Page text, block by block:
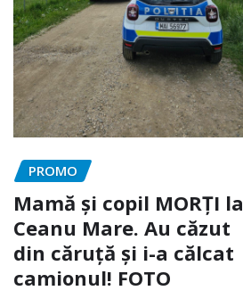
PROMO
Mamă și copil MORȚI la
Ceanu Mare. Au căzut
din căruță și i-a călcat
camionul! FOTO